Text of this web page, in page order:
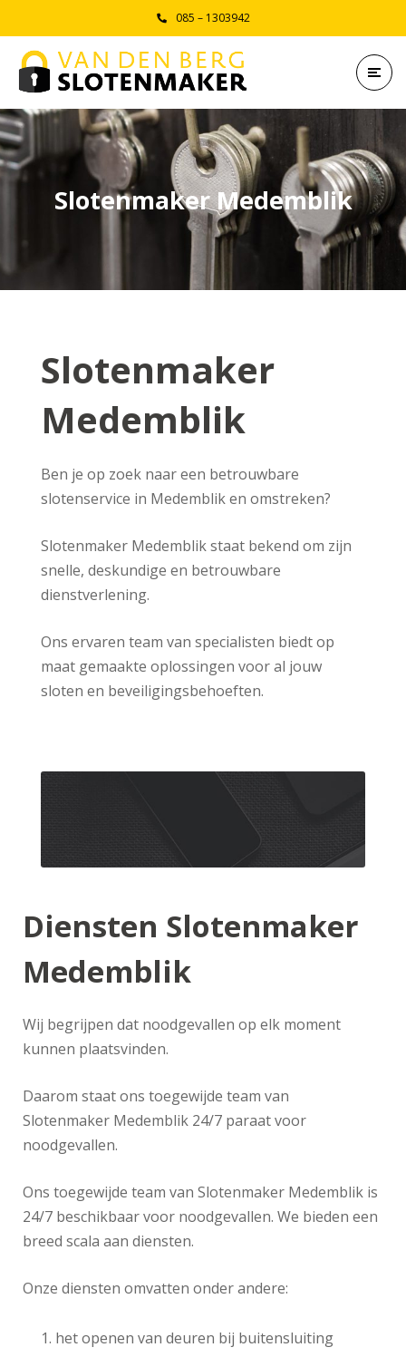
085 – 1303942
Slotenmaker Medemblik
Slotenmaker
Medemblik
Ben je op zoek naar een betrouwbare
slotenservice in Medemblik en omstreken?
Slotenmaker Medemblik staat bekend om zijn
snelle, deskundige en betrouwbare
dienstverlening.
Ons ervaren team van specialisten biedt op
maat gemaakte oplossingen voor al jouw
sloten en beveiligingsbehoeften.
Diensten Slotenmaker
Medemblik
Wij begrijpen dat noodgevallen op elk moment
kunnen plaatsvinden.
Daarom staat ons toegewijde team van
Slotenmaker Medemblik 24/7 paraat voor
noodgevallen.
Ons toegewijde team van Slotenmaker Medemblik is
24/7 beschikbaar voor noodgevallen. We bieden een
breed scala aan diensten.
Onze diensten omvatten onder andere:
het openen van deuren bij buitensluiting